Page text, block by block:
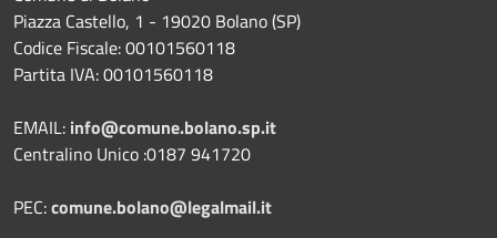
Piazza Castello, 1 - 19020 Bolano (SP)
Codice Fiscale: 00101560118
Partita IVA: 00101560118
EMAIL: info@comune.bolano.sp.it
Centralino Unico :0187 941720
PEC:comune.bolano@legalmail.it